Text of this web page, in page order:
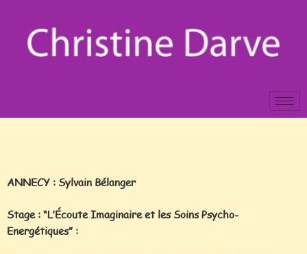
ANNECY : Sylvain Bélanger
Stage : “L’Écoute Imaginaire et les Soins Psycho-
Energétiques” :